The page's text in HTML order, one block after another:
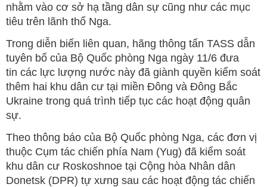
nhằm vào cơ sở hạ tầng dân sự cũng như các mục
tiêu trên lãnh thổ Nga.
Trong diễn biến liên quan, hãng thông tấn TASS dẫn
tuyên bố của Bộ Quốc phòng Nga ngày 11/6 đưa
tin các lực lượng nước này đã giành quyền kiểm soát
thêm hai khu dân cư tại miền Đông và Đông Bắc
Ukraine trong quá trình tiếp tục các hoạt động quân
sự.
Theo thông báo của Bộ Quốc phòng Nga, các đơn vị
thuộc Cụm tác chiến phía Nam (Yug) đã kiểm soát
khu dân cư Roskoshnoe tại Cộng hòa Nhân dân
Donetsk (DPR) tự xưng sau các hoạt động tác chiến